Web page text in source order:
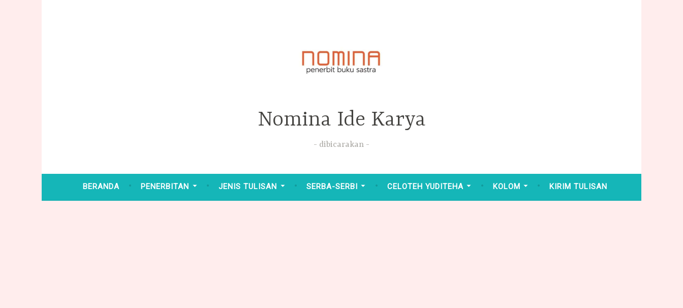
Nomina Ide Karya
dibicarakan
BERANDA PENERBITAN JENIS TULISAN SERBA-SERBI CELOTEH YUDITEHA KOLOM KIRIM TULISAN